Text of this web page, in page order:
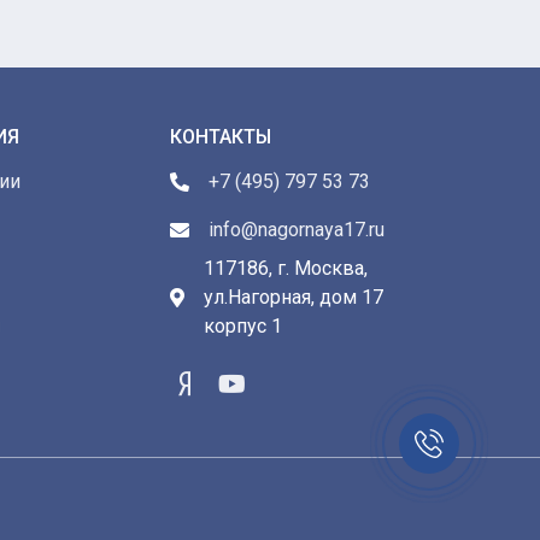
КОНТАКТЫ
+7 (495) 797 53 73
info@nagornaya17.ru
117186, г. Москва,
ул.Нагорная, дом 17
корпус 1
Заказать
звонок